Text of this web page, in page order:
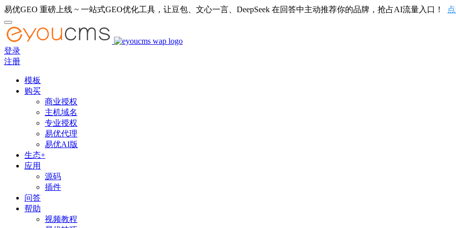
易优GEO 重磅上线 ~ 一站式GEO优化工具，让豆包、文心一言、DeepSeek 在回答中主动推荐你的品牌，抢占AI流量入口！
登录
注册
模板
购买
商业授权
主机域名
专业授权
易优代理
易优AI版
生态+
应用
源码
插件
问答
帮助
视频教程